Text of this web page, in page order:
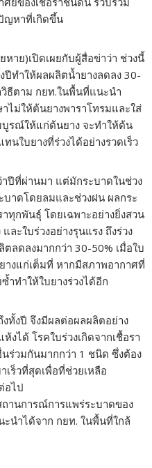
ญหาที่เกิดขึ้น
หาย)เปิดเผยกับผู้สื่อข่าว่า ช่วงนี้
ปีทำให้ผลผลิตน้ำยางลดลง 30-
ธีตาม กยท.ในพื้นที่แนะนำ
ไม่ให้ต้นยางพาราโทรมและใส่
บูรณ์ให้แก่ต้นยาง จะทำให้ต้น
นใบยางที่ร่วงได้อย่างรวดเร็ว
ปีที่ผ่านมา แต่มักระบาดในช่วง
าดโดยลมและช่วงฝน ผลกระ
ทุกพันธุ์ โดยเฉพาะอย่างยิ่งสวน
ละใบร่วงอย่างรุนแรง ถึงร่วง
ลดลงมากกว่า 30-50% เมื่อใบ
างแก่เต็มที่ หากมีสภาพอากาศที่
ำทำให้ใบยางร่วงได้อีก
ทั้งปี จึงมีผลต่อผลผลิตอย่าง
งได้ โรคใบร่วงเกิดจากเชื้อรา
ร่วมกันมากกว่า 1 ชนิด ซึ่งต้อง
ร็วที่สุดเพื่อที่ช่วยเหลือ
อไป
ถานการณ์การแพร่ระบาดของ
นำได้จาก กยท. ในพื้นที่ใกล้